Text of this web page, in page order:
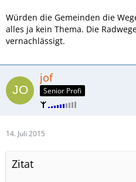
Würden die Gemeinden die
alles ja kein Thema. Die
vernachlässigt.
jof
Senior Profi
14. Juli 2015
Zitat